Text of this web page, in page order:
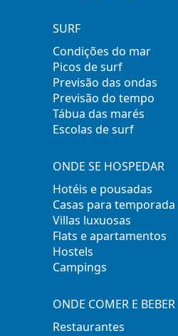
SURF
Condições do mar
Picos de surf
Previsão das ondas
Previsão do tempo
Tábua das marés
Escolas de surf
ONDE SE HOSPEDAR
Hotéis e pousadas
Casas para temporada
Villas luxuosas
Flats e apartamentos
Hostels
Campings
ONDE COMER E BEBER
Restaurantes